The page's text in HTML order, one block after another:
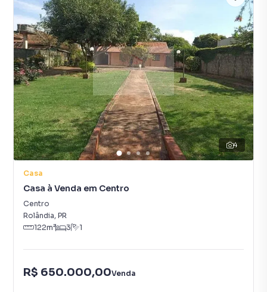
4
Casa
Casa à Venda em Centro
Centro
Rolândia, PR
122m² 3 1
R$ 650.000,00Venda